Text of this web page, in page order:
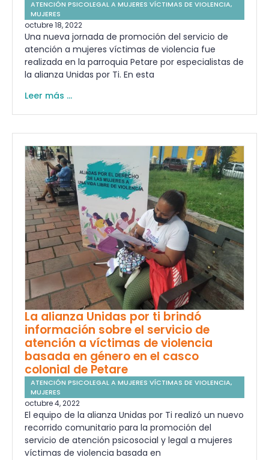
ATENCIÓN PSICOLEGAL A MUJERES VÍCTIMAS DE VIOLENCIA,
MUJERES
octubre 18, 2022
Una nueva jornada de promoción del servicio de
atención a mujeres víctimas de violencia fue
realizada en la parroquia Petare por especialistas de
la alianza Unidas por Ti. En esta
Leer más ...
La alianza Unidas por ti brindó
información sobre el servicio de
atención a víctimas de violencia
basada en género en el casco
colonial de Petare
ATENCIÓN PSICOLEGAL A MUJERES VÍCTIMAS DE VIOLENCIA,
MUJERES
octubre 4, 2022
El equipo de la alianza Unidas por Ti realizó un nuevo
recorrido comunitario para la promoción del
servicio de atención psicosocial y legal a mujeres
víctimas de violencia basada en